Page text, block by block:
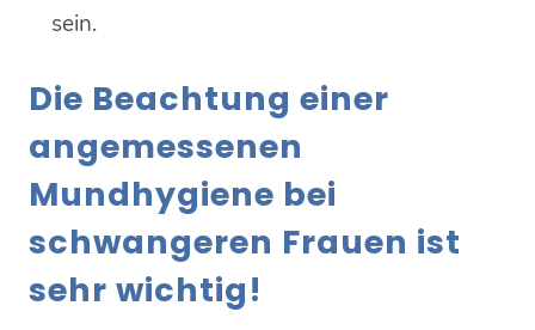
sein.
Die Beachtung einer
angemessenen
Mundhygiene bei
schwangeren Frauen ist
sehr wichtig!